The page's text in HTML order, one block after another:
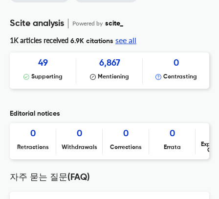
Scite analysis Powered by scite_
1K articles received 6.9K citations see all
49
Supporting
6,867
Mentioning
0
Contrasting
Editorial notices
0
Retractions
0
Withdrawals
0
Corrections
0
Errata
자주 묻는 질문(FAQ)